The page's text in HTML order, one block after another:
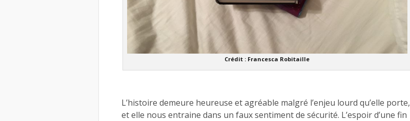
Crédit : Francesca Robitaille
L’histoire demeure heureuse et agréable malgré l’enjeu lourd qu’elle porte,
et elle nous entraine dans un faux sentiment de sécurité. L’espoir d’une fin